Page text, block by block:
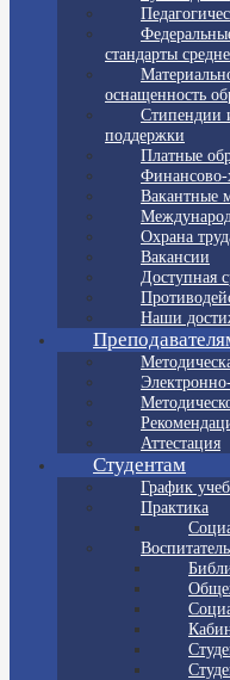
стандарты
оснащенность
Стипендии
поддержки
Платные
Финансово-
Вакантные
Охрана
Вакансии
Доступная
Наши
Аттестация
Студентам
График
Практика